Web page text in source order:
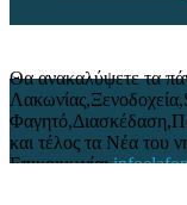
Θα ανακαλύψετε τα
και τέλος τα Νέα του
Επικοινωνία: